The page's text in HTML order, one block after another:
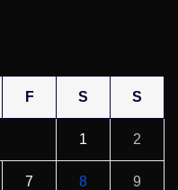
F S S
1 2
7 8 9